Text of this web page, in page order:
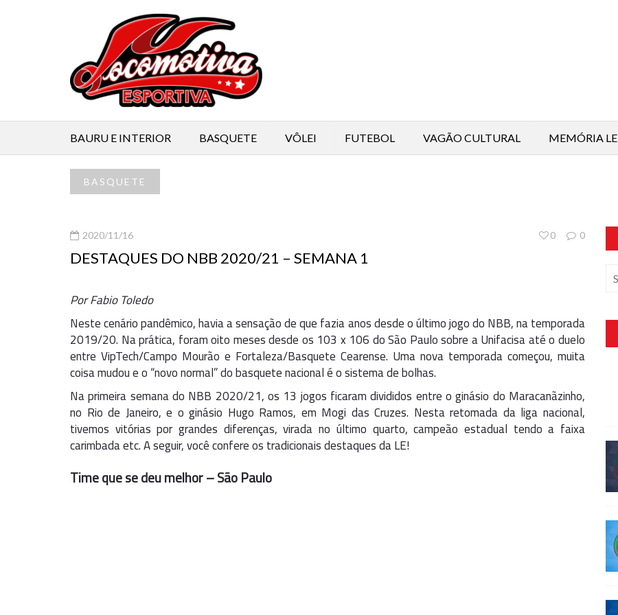
BAURU E INTERIOR BASQUETE VÔLEI FUTEBOL VAGÃO CULTURAL MEMÓRIA LE
BASQUETE
2020/11/16 0
0
DESTAQUES DO NBB 2020/21 – SEMANA 1
Por Fabio Toledo
Neste cenário pandêmico, havia a sensação de que fazia anos desde o último jogo do NBB, na temporada
2019/20. Na prática, foram oito meses desde os 103 x 106 do São Paulo sobre a Unifacisa até o duelo
entre VipTech/Campo Mourão e Fortaleza/Basquete Cearense. Uma nova temporada começou, muita
coisa mudou e o “novo normal” do basquete nacional é o sistema de bolhas.
Na primeira semana do NBB 2020/21, os 13 jogos ficaram divididos entre o ginásio do Maracanãzinho,
no Rio de Janeiro, e o ginásio Hugo Ramos, em Mogi das Cruzes. Nesta retomada da liga nacional,
tivemos vitórias por grandes diferenças, virada no último quarto, campeão estadual tendo a faixa
carimbada etc. A seguir, você confere os tradicionais destaques da LE!
Time que se deu melhor – São Paulo